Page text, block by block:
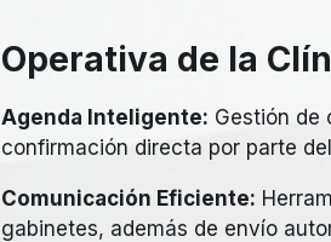
Operativa de la
Agenda Inteligente: Gestión de
confirmación directa por parte
Comunicación Eficiente:
gabinetes, además de envío